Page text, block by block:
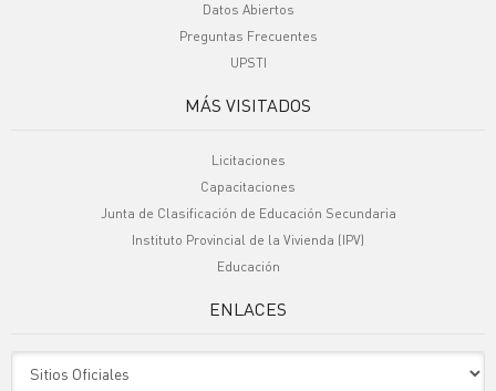
Datos Abiertos
Preguntas Frecuentes
UPSTI
MÁS VISITADOS
Licitaciones
Capacitaciones
Junta de Clasificación de Educación Secundaria
Instituto Provincial de la Vivienda (IPV)
Educación
ENLACES